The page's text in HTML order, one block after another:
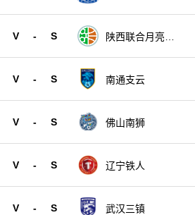
V - S
陕西联合月亮泊
V - S 南通支云
V - S 佛山南狮
V - S 辽宁铁人
V - S 武汉三镇